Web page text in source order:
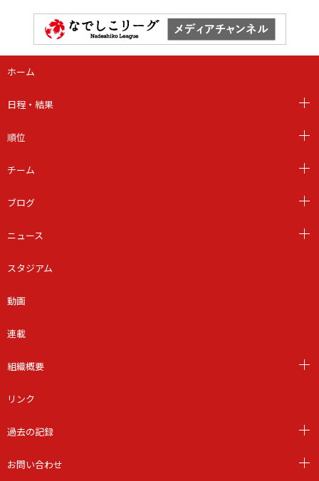
ホーム
日程・結果
順位
チーム
ブログ
ニュース
スタジアム
動画
連載
組織概要
リンク
過去の記録
お問い合わせ